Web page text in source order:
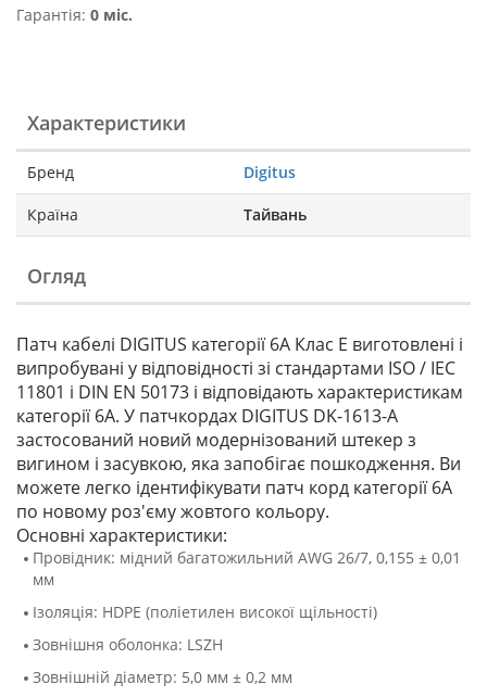
Гарантія: 0 міс.
Характеристики
Бренд Digitus
Країна Тайвань
Огляд
Патч кабелі DIGITUS категорії 6А Клас E виготовлені і
випробувані у відповідності зі стандартами ISO / IEC
11801 і DIN EN 50173 і відповідають характеристикам
категорії 6А. У патчкордах DIGITUS DK-1613-A
застосований новий модернізований штекер з
вигином і засувкою, яка запобігає пошкодження. Ви
можете легко ідентифікувати патч корд категорії 6A
по новому роз'єму жовтого кольору.
Основні характеристики:
Провідник: мідний багатожильний AWG 26/7, 0,155 ± 0,01
мм
Ізоляція: HDPE (поліетилен високої щільності)
Зовнішня оболонка: LSZH
Зовнішній діаметр: 5,0 мм ± 0,2 мм